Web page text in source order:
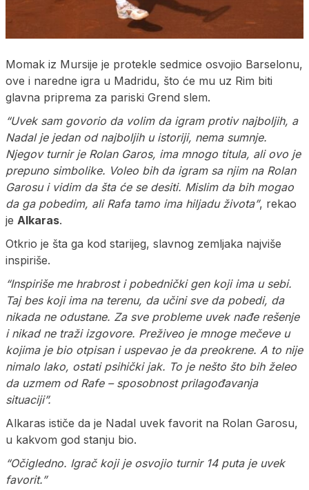
Momak iz Mursije je protekle sedmice osvojio Barselonu,
ove i naredne igra u Madridu, što će mu uz Rim biti
glavna priprema za pariski Grend slem.
“Uvek sam govorio da volim da igram protiv najboljih, a
Nadal je jedan od najboljih u istoriji, nema sumnje.
Njegov turnir je Rolan Garos, ima mnogo titula, ali ovo je
prepuno simbolike. Voleo bih da igram sa njim na Rolan
Garosu i vidim da šta će se desiti. Mislim da bih mogao
da ga pobedim, ali Rafa tamo ima hiljadu života”, rekao
je Alkaras.
Otkrio je šta ga kod starijeg, slavnog zemljaka najviše
inspiriše.
“Inspiriše me hrabrost i pobednički gen koji ima u sebi.
Taj bes koji ima na terenu, da učini sve da pobedi, da
nikada ne odustane. Za sve probleme uvek nađe rešenje
i nikad ne traži izgovore. Preživeo je mnoge mečeve u
kojima je bio otpisan i uspevao je da preokrene. A to nije
nimalo lako, ostati psihički jak. To je nešto što bih želeo
da uzmem od Rafe – sposobnost prilagođavanja
situaciji”.
Alkaras ističe da je Nadal uvek favorit na Rolan Garosu,
u kakvom god stanju bio.
“Očigledno. Igrač koji je osvojio turnir 14 puta je uvek
favorit.”